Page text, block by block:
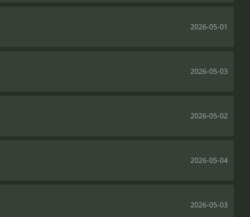
2026-05-01
2026-05-03
2026-05-02
2026-05-04
2026-05-03